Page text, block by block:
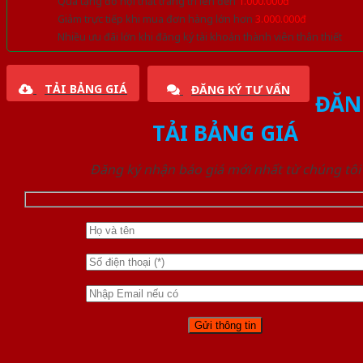
Giảm trực tiếp khi mua đơn hàng lớn hơn 3.000.000đ
Nhiều ưu đãi lớn khi đăng ký tài khoản thành viên thân thiết
TẢI BẢNG GIÁ ĐĂNG KÝ TƯ VẤN
TẢI BẢNG GIÁ
Đăng ký nhận báo giá mới nhất từ chúng tôi